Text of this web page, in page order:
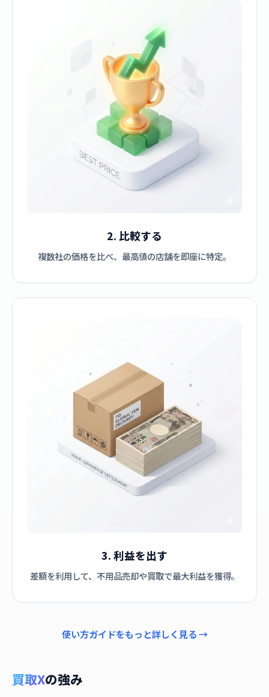
2. 比較する
複数社の価格を比べ、最高値の店舗を即座に特定。
3. 利益を出す
差額を利用して、不用品売却や買取で最大利益を獲得。
使い方ガイドをもっと詳しく見る →
買取Xの強み